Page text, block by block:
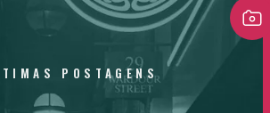
POSTAGENS